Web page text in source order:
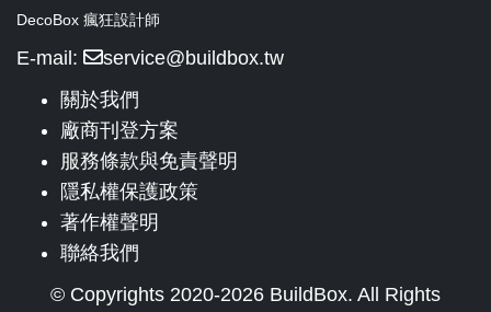
DecoBox 瘋狂設計師
E-mail:
service@buildbox.tw
關於我們
廠商刊登方案
服務條款與免責聲明
隱私權保護政策
著作權聲明
聯絡我們
© Copyrights 2020-2026 BuildBox. All Rights